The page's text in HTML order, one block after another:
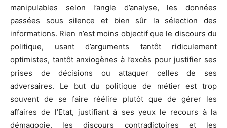
manipulables selon l’angle d’analyse, les données
passées sous silence et bien sûr la sélection des
informations. Rien n’est moins objectif que le discours du
politique, usant d’arguments tantôt ridiculement
optimistes, tantôt anxiogènes à l’excès pour justifier ses
prises de décisions ou attaquer celles de ses
adversaires. Le but du politique de métier est trop
souvent de se faire réélire plutôt que de gérer les
affaires de l’Etat, justifiant à ses yeux le recours à la
démagogie, les discours contradictoires et les